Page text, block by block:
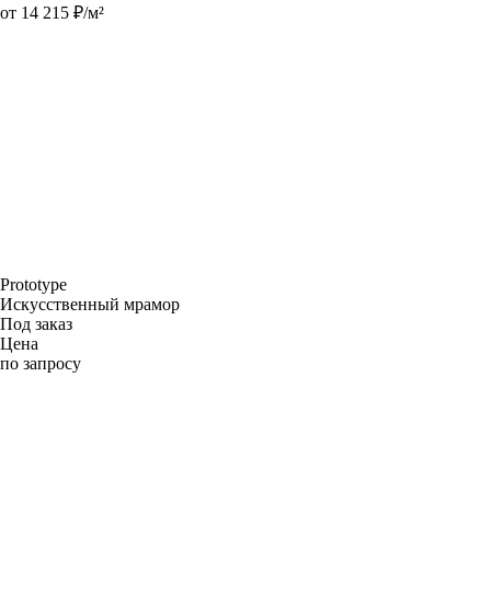
от 14 215 ₽/м²
Prototype
Искусственный мрамор
Под заказ
Цена
по запросу